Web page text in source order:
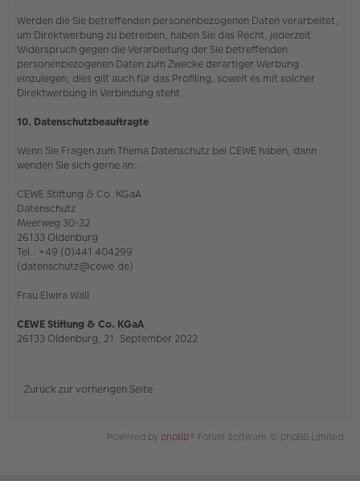
Werden die Sie betreffenden personenbezogenen Daten verarbeitet,
um Direktwerbung zu betreiben, haben Sie das Recht, jederzeit
Widerspruch gegen die Verarbeitung der Sie betreffenden
personenbezogenen Daten zum Zwecke derartiger Werbung
einzulegen; dies gilt auch für das Profiling, soweit es mit solcher
Direktwerbung in Verbindung steht.
10. Datenschutzbeauftragte
Wenn Sie Fragen zum Thema Datenschutz bei CEWE haben, dann
wenden Sie sich gerne an:
CEWE Stiftung & Co. KGaA
Datenschutz
Meerweg 30-32
26133 Oldenburg
Tel.: +49 (0)441 404299
(datenschutz@cewe.de)
Frau Elwira Wall
CEWE Stiftung & Co. KGaA
26133 Oldenburg, 21. September 2022
Zurück zur vorherigen Seite
Powered by phpBB® Forum Software © phpBB Limited